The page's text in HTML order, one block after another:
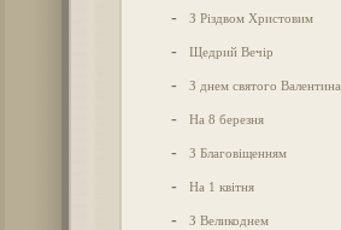
- З Різдвом Христовим
- Щедрий Вечір
- З днем святого Валентина
- На 8 березня
- З Благовіщенням
- На 1 квітня
- З Великоднем